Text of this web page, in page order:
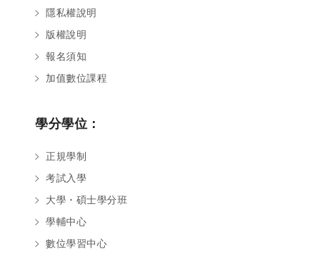
隱私權說明
版權說明
報名須知
加值數位課程
學分學位：
正規學制
考試入學
大學・碩士學分班
學輔中心
數位學習中心